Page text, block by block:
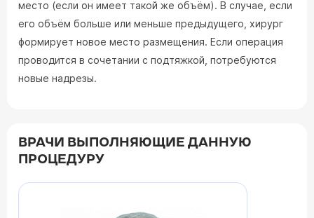
место (если он имеет такой же объём). В случае, если
его объём больше или меньше предыдущего, хирург
формирует новое место размещения. Если операция
проводится в сочетании с подтяжкой, потребуются
новые надрезы.
ВРАЧИ ВЫПОЛНЯЮЩИЕ ДАННУЮ
ПРОЦЕДУРУ